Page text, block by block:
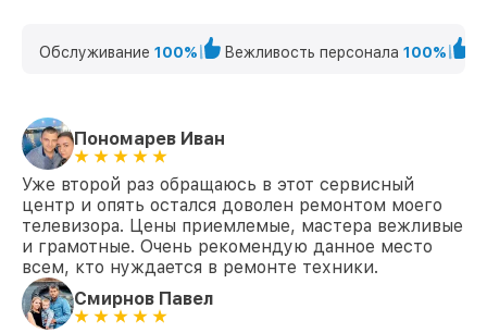
Обслуживание 100% Вежливость персонала 100%
Пономарев Иван
Уже второй раз обращаюсь в этот сервисный
центр и опять остался доволен ремонтом моего
телевизора. Цены приемлемые, мастера вежливые
и грамотные. Очень рекомендую данное место
всем, кто нуждается в ремонте техники.
Смирнов Павел